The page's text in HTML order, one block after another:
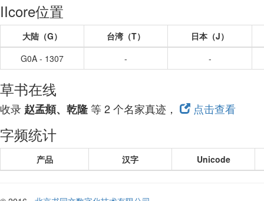
IIcore位置
大陆（G） 台湾（T）
日本（J）
G0A - 1307
- -
草书在线
收录 赵孟頫、乾隆等 2 个名家真迹， 点击查看
字频统计
产品 汉字 Unicode